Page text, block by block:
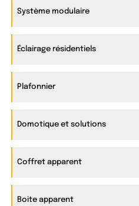
Système modulaire
Éclairage résidentiels
Plafonnier
Domotique et solutions
Coffret apparent
Boite apparent